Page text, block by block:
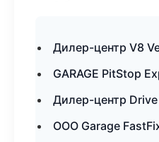
Дилер-центр V8
GARAGE PitStop
Дилер-центр
ООО Garage